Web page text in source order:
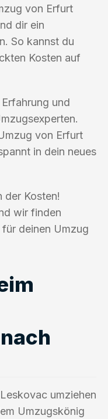
von Erfurt
dir ein
So kannst du
Kosten auf
und
von Erfurt
in dein neues
der Kosten!
wir finden
deinen Umzug
umziehen
Umzugskönig